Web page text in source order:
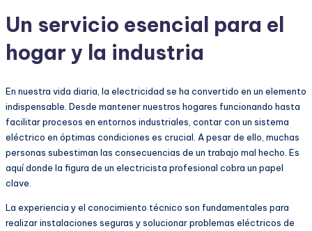
Un servicio esencial para el
hogar y la industria
En nuestra vida diaria, la electricidad se ha convertido en un elemento
indispensable. Desde mantener nuestros hogares funcionando hasta
facilitar procesos en entornos industriales, contar con un sistema
eléctrico en óptimas condiciones es crucial. A pesar de ello, muchas
personas subestiman las consecuencias de un trabajo mal hecho. Es
aquí donde la figura de un electricista profesional cobra un papel
clave.
La experiencia y el conocimiento técnico son fundamentales para
realizar instalaciones seguras y solucionar problemas eléctricos de